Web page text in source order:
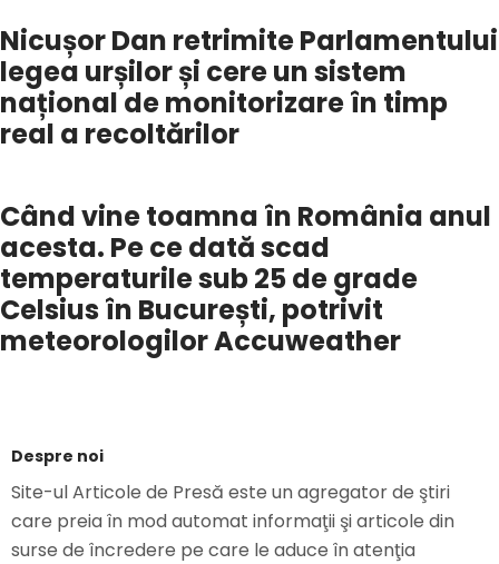
Nicușor Dan retrimite Parlamentului
legea urșilor și cere un sistem
național de monitorizare în timp
real a recoltărilor
Când vine toamna în România anul
acesta. Pe ce dată scad
temperaturile sub 25 de grade
Celsius în București, potrivit
meteorologilor Accuweather
Despre noi
Site-ul Articole de Presă este un agregator de ştiri
care preia în mod automat informaţii şi articole din
surse de încredere pe care le aduce în atenţia